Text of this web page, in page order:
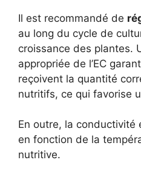
Il est recommandé de
au long du cycle de
croissance des plantes.
appropriée de l’EC
reçoivent la quantité
nutritifs, ce qui favorise
En outre, la conductivité
en fonction de la
nutritive.